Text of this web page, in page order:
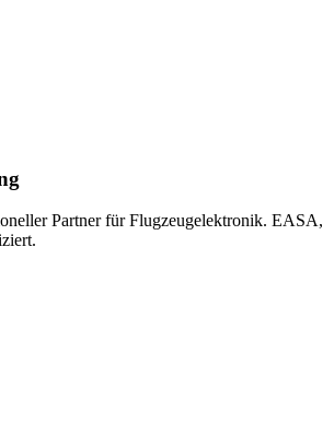
Partner für Flugzeugelektronik. EASA,